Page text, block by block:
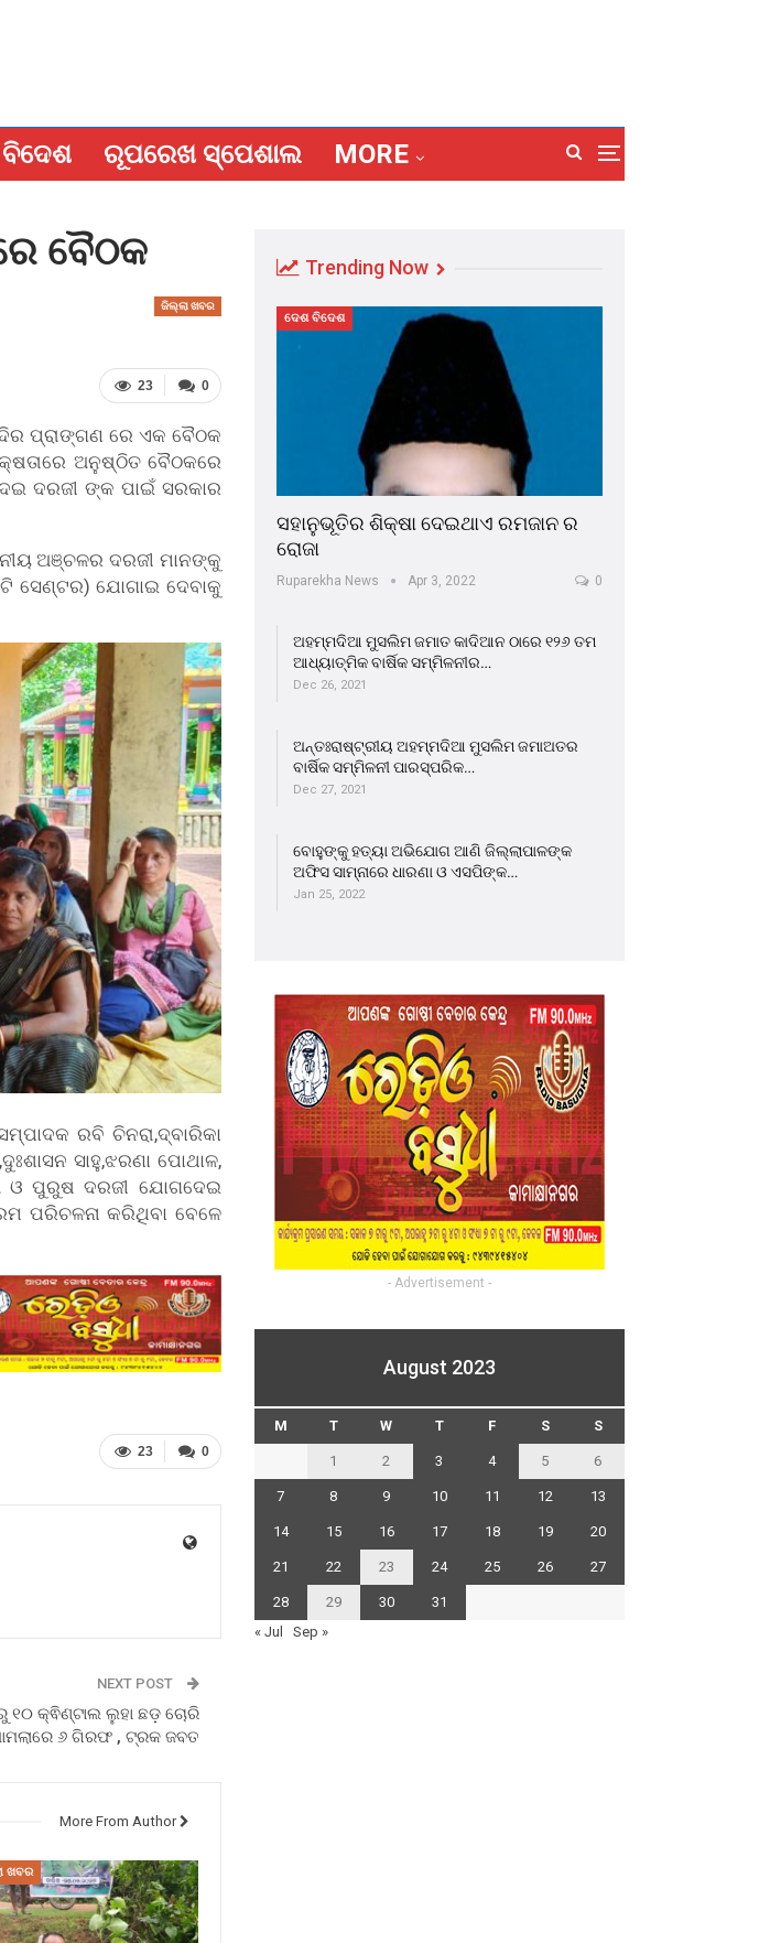
ରୂପରେଖ ସ୍ପେଶାଲ MORE
ବୈଠକ
ଜିଲ୍ଲା ଖବର
0
23
ପ୍ରାଙ୍ଗଣ ରେ ଏକ ବୈଠକ
ଅନୁଷ୍ଠିତ ବୈଠକରେ
ଦରଜୀ ଙ୍କ ପାଇଁ ସରକାର
ଅଞ୍ଚଳର ଦରଜୀ ମାନଙ୍କୁ
ସେଣ୍ଟର) ଯୋଗାଇ ଦେବାକୁ
ରବି ଚିନରା,ଦ୍ବାରିକା
ସାହୁ,ଝରଣା ପୋଥାଳ,
ଓ ପୁରୁଷ ଦରଜୀ ଯୋଗଦେଇ
ପରିଚଳନା କରିଥିବା ବେଳେ
0
23
NEXT POST
୧୦ କ୍ଵିଣ୍ଟାଲ ଲୁହା ଛଡ଼ ଚୋରି
୬ ଗିରଫ , ଟ୍ରକ ଜବତ
More From Author
ଖବର
Trending Now
ଦେଶ ବିଦେଶ
ସହାନୁଭୂତିର ଶିକ୍ଷା ଦେଇଥାଏ ରମଜାନ ର
ରୋଜା
Ruparekha News Apr 3, 2022 0
ଅହମ୍ମଦିଆ ମୁସଲିମ ଜମାତ କାଦିଆନ ଠାରେ ୧୨୬ ତମ
ଆଧ୍ୟାତ୍ମିକ ବାର୍ଷିକ ସମ୍ମିଳନୀର…
Dec 26, 2021
ଅନ୍ତଃରାଷ୍ଟ୍ରୀୟ ଅହମ୍ମଦିଆ ମୁସଲିମ ଜମାଅତର
ବାର୍ଷିକ ସମ୍ମିଳନୀ ପାରସ୍ପରିକ…
Dec 27, 2021
ବୋହୁଙ୍କୁ ହତ୍ୟା ଅଭିଯୋଗ ଆଣି ଜିଲ୍ଲାପାଳଙ୍କ
ଅଫିସ ସାମ୍ନାରେ ଧାରଣା ଓ ଏସପିଙ୍କ…
Jan 25, 2022
- Advertisement -
August 2023
M T W T F S S
1 2 3 4 5 6
7 8 9 10 11 12 13
14 15 16 17 18 19 20
21 22 23 24 25 26 27
28 29 30
31
« Jul
Sep »